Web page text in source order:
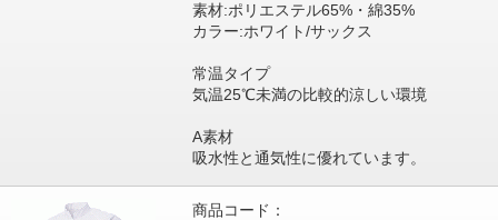
素材:ポリエステル65%・綿35%
カラー:ホワイト/サックス
常温タイプ
気温25℃未満の比較的涼しい環境
A素材
吸水性と通気性に優れています。
商品コード：